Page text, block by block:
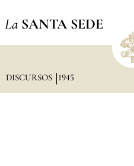
La SANTA SEDE
DISCURSOS 1945